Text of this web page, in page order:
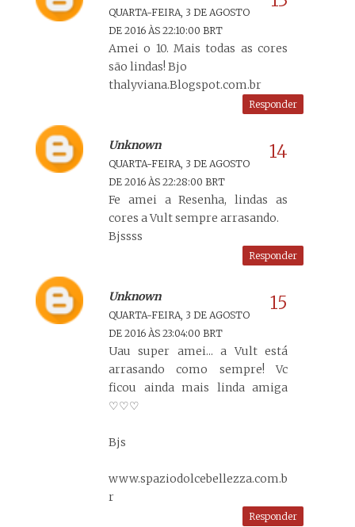
QUARTA-FEIRA, 3 DE AGOSTO
DE 2016 ÀS 22:10:00 BRT
Amei o 10. Mais todas as cores
são lindas! Bjo
thalyviana.Blogspot.com.br
Responder
Unknown
QUARTA-FEIRA, 3 DE AGOSTO
DE 2016 ÀS 22:28:00 BRT
Fe amei a Resenha, lindas as
cores a Vult sempre arrasando.
Bjssss
Responder
Unknown
QUARTA-FEIRA, 3 DE AGOSTO
DE 2016 ÀS 23:04:00 BRT
Uau super amei... a Vult está
arrasando como sempre! Vc
ficou ainda mais linda amiga
♡♡♡
Bjs
www.spaziodolcebellezza.com.b
r
Responder